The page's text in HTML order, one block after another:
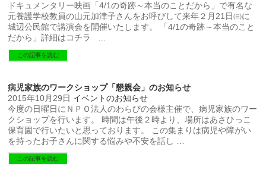
ドキュメンタリー映画「4/1の奇跡～本当のことだから」で有名な
元養護学校教員の山元加津子さんをお呼びして来年２月21日㈰に
城辺公民館で講演会を開催いたします。 「4/1の奇跡～本当のこと
だから」詳細はコチラ …
この記事を読む
病児家族のワークショップ「懇親会」のお知らせ
2015年10月29日 イベントのお知らせ
今度の日曜日にＮＰＯ法人のわらびの会様主催で、病児家族のワー
クショップを行います。 時間は午後２時より、場所はあさひっこ
保育園で行いたいと思っております。 この集まりは病児や障がい
を持ったお子さんに関する悩みや不安を話し …
この記事を読む